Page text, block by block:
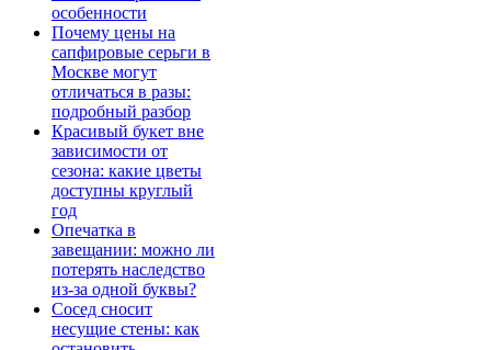
особенности
Почему цены на
сапфировые серьги в
Москве могут
отличаться в разы:
подробный разбор
Красивый букет вне
зависимости от
сезона: какие цветы
доступны круглый
год
Опечатка в
завещании: можно ли
потерять наследство
из-за одной буквы?
Сосед сносит
несущие стены: как